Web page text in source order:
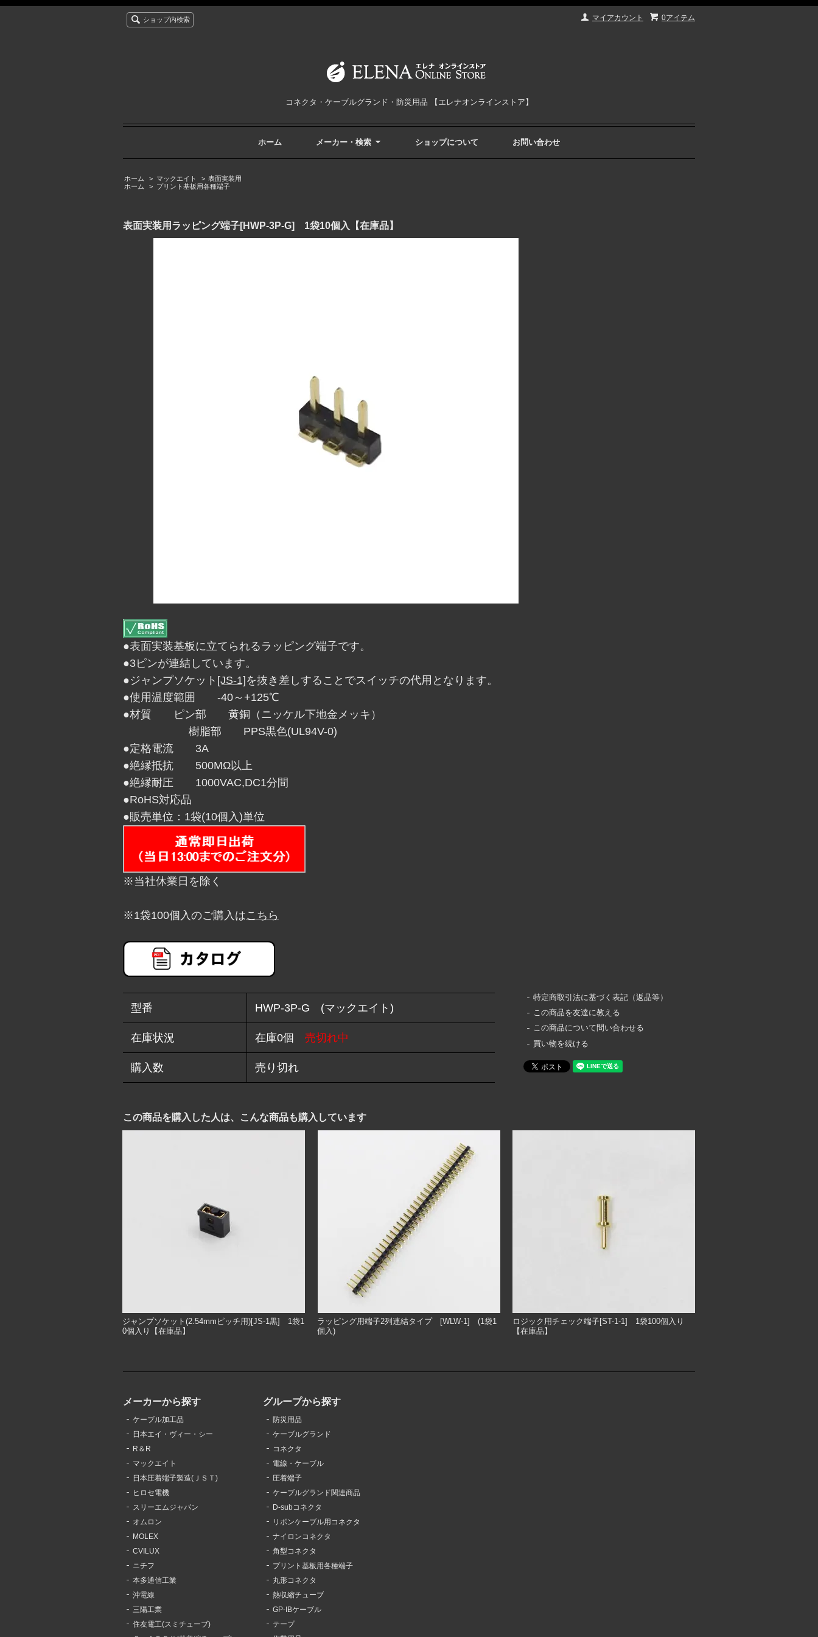
0アイテム
マイアカウント
ショップ内検索
コネクタ・ケーブルグランド・防災用品 【エレナオンラインストア】
ホーム メーカー・検索 ショップについて お問い合わせ
ホーム > マックエイト > 表面実装用
ホーム
> プリント基板用各種端子
表面実装用ラッピング端子[HWP-3P-G] 1袋10個入【在庫品】
●表面実装基板に立てられるラッピング端子です。
●3ピンが連結しています。
●ジャンプソケット [JS-1] を抜き差しすることでスイッチの代用となります。
●使用温度範囲 -40～+125℃
●材質 ピン部 黄銅（ニッケル下地金メッキ）
樹脂部 PPS黒色(UL94V-0)
●定格電流 3A
●絶縁抵抗 500MΩ以上
●絶縁耐圧 1000VAC,DC1分間
●RoHS対応品
●販売単位：1袋(10個入)単位
※当社休業日を除く
※1袋100個入のご購入はこちら
型番 HWP-3P-G (マックエイト)
在庫状況 在庫0個 売切れ中
購入数 売り切れ
特定商取引法に基づく表記（返品等）
この商品を友達に教える
この商品について問い合わせる
買い物を続ける
この商品を購入した人は、こんな商品も購入しています
ジャンプソケット(2.54mmピッチ用)[JS-1黒] 1袋1
0個入り【在庫品】
ラッピング用端子2列連結タイプ [WLW-1] (1袋1
個入)
ロジック用チェック端子[ST-1-1] 1袋100個入り
【在庫品】
メーカーから探す
ケーブル加工品
日本エイ・ヴィー・シー
R＆R
マックエイト
日本圧着端子製造(ＪＳＴ)
ヒロセ電機
スリーエムジャパン
オムロン
MOLEX
CVILUX
ニチフ
本多通信工業
沖電線
三陽工業
住友電工(スミチューブ)
グループから探す
防災用品
ケーブルグランド
コネクタ
電線・ケーブル
圧着端子
ケーブルグランド関連商品
D-subコネクタ
リボンケーブル用コネクタ
ナイロンコネクタ
角型コネクタ
プリント基板用各種端子
丸形コネクタ
熱収縮チューブ
GP-IBケーブル
テープ